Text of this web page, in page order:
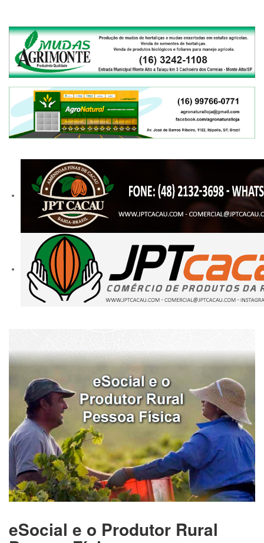
eSocial e o Produtor Rural